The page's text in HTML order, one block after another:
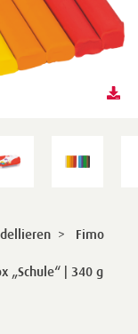
>
Fimo
„Schule“ | 340 g